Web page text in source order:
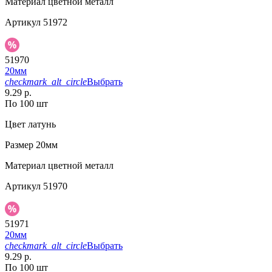
Артикул 51972
51970
20мм
checkmark_alt_circleВыбрать
9.29 р.
По 100 шт
Цвет латунь
Размер 20мм
Материал цветной металл
Артикул 51970
51971
20мм
checkmark_alt_circleВыбрать
9.29 р.
По 100 шт